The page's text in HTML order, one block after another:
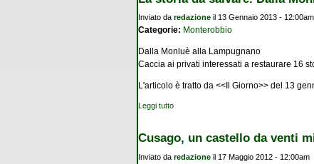
Inviato da redazione il 13 Gennaio 2013 - 12:00am
Categorie: Monterobbio
Dalla Monluè alla Lampugnano
Caccia ai privati interessati a restaurare 16
L'articolo è tratto da <<Il Giorno>> del 13
Leggi tutto
Cusago, un castello da venti
Inviato da redazione il 17 Maggio 2012 - 12:00am